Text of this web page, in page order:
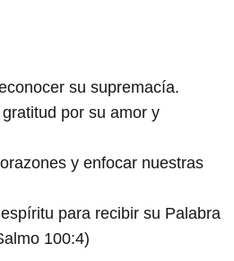
su supremacía.
por su amor y
y enfocar nuestras
para recibir su Palabra
100:4)